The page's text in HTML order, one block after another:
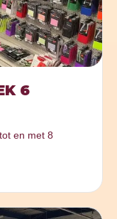
6
en met 8